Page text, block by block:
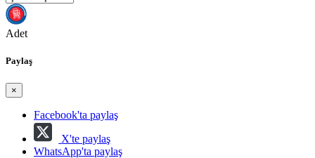
Adet
Paylaş
×
Facebook'ta paylaş
X'te paylaş
WhatsApp'ta paylaş